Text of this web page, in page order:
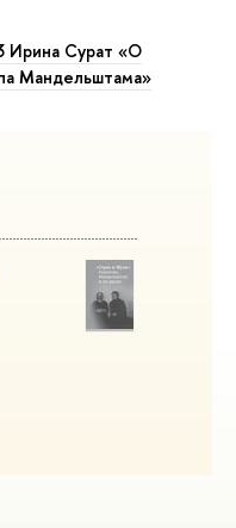
Ирина Сурат «О
Мандельштама»